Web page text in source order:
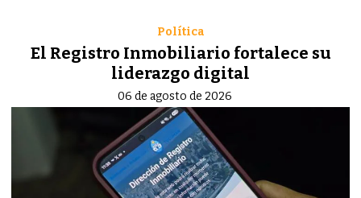
El Registro Inmobiliario fortalece su
liderazgo digital
Política
06 de agosto de 2026